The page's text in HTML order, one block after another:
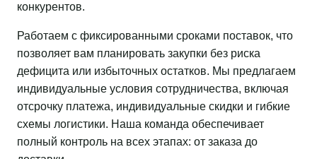
конкурентов.
Работаем с фиксированными сроками поставок, что
позволяет вам планировать закупки без риска
дефицита или избыточных остатков. Мы предлагаем
индивидуальные условия сотрудничества, включая
отсрочку платежа, индивидуальные скидки и гибкие
схемы логистики. Наша команда обеспечивает
полный контроль на всех этапах: от заказа до